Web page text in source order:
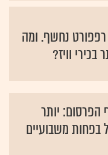
נחשף. ומה
וויז?
יותר